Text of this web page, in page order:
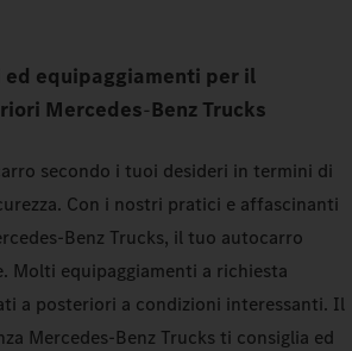
equipaggiamenti per il
Mercedes‑Benz Trucks
secondo i tuoi desideri in termini di
Con i nostri pratici e affascinanti
Trucks, il tuo autocarro
Molti equipaggiamenti a richiesta
a posteriori a condizioni interessanti. Il
Mercedes‑Benz Trucks ti consiglia ed